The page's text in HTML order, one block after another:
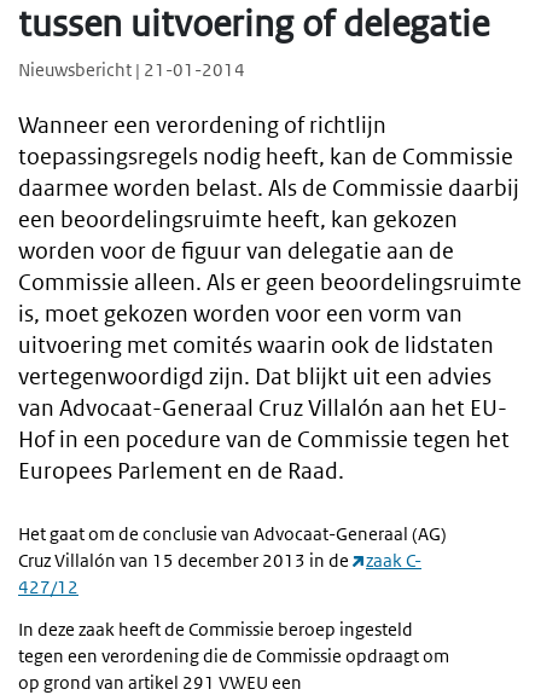
tussen uitvoering of delegatie
Nieuwsbericht | 21-01-2014
Wanneer een verordening of richtlijn
toepassingsregels nodig heeft, kan de Commissie
daarmee worden belast. Als de Commissie daarbij
een beoordelingsruimte heeft, kan gekozen
worden voor de figuur van delegatie aan de
Commissie alleen. Als er geen beoordelingsruimte
is, moet gekozen worden voor een vorm van
uitvoering met comités waarin ook de lidstaten
vertegenwoordigd zijn. Dat blijkt uit een advies
van Advocaat-Generaal Cruz Villalón aan het EU-
Hof in een pocedure van de Commissie tegen het
Europees Parlement en de Raad.
Het gaat om de conclusie van Advocaat-Generaal (AG)
Cruz Villalón van 15 december 2013 in de
zaak C-
427/12
In deze zaak heeft de Commissie beroep ingesteld
tegen een verordening die de Commissie opdraagt om
op grond van artikel 291 VWEU een